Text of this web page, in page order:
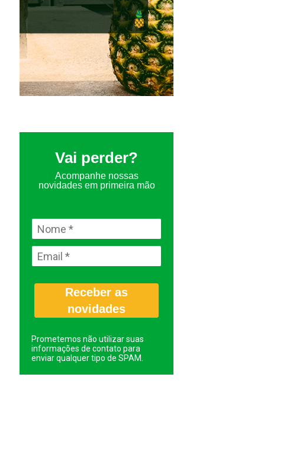
Vai perder?
Acompanhe nossas
novidades em primeira mão
Receber as
novidades
Prometemos não utilizar suas
informações de contato para
enviar qualquer tipo de SPAM.